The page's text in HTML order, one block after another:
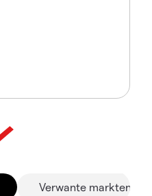
Verwante markten